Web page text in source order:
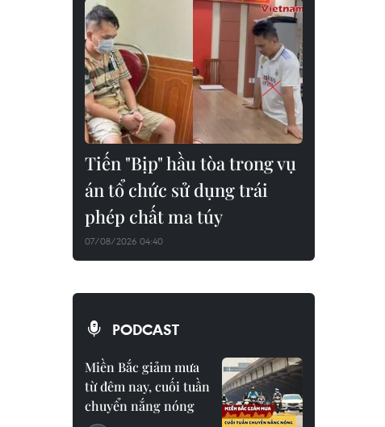
Tiến "Bịp" hầu tòa trong vụ
án tổ chức sử dụng trái
phép chất ma túy
07/08/2026 04:40
PODCAST
Miền Bắc giảm mưa
từ đêm nay, cuối tuần
chuyển nắng nóng